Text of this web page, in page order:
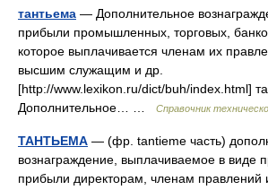
тантьема — Дополнительное
прибыли промышленных, торговых,
которое выплачивается членам их
высшим служащим и др.
[http://www.lexikon.ru/dict/buh/index.html]
Дополнительное… …
Справочник
ТАНТЬЕМА — (фр. tantieme часть)
вознаграждение, выплачиваемое в виде
прибыли директорам, членам